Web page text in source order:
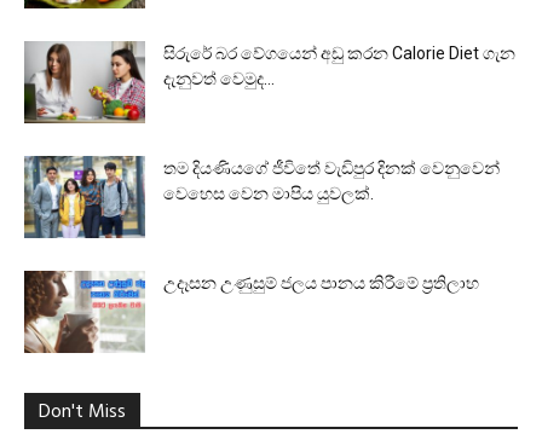
සිරුරේ බර වේගයෙන් අඩු කරන Calorie Diet ගැන
දැනුවත් වෙමුද...
තම දියණියගේ ජීවිතේ වැඩිපුර දිනක් වෙනුවෙන්
වෙහෙස වෙන මාපිය යුවලක්.
උදෑසන උණුසුම් ජලය පානය කිරීමේ ප්‍රතිලාභ
Don't Miss